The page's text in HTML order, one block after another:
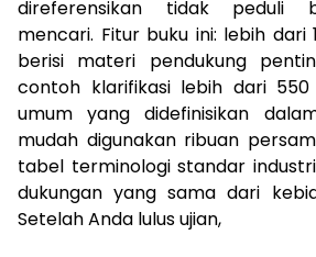
direferensikan tidak peduli
mencari. Fitur buku ini: lebih dari
berisi materi pendukung
contoh klarifikasi lebih dari
umum yang didefinisikan
mudah digunakan ribuan
tabel terminologi standar
dukungan yang sama dari
Setelah Anda lulus ujian,